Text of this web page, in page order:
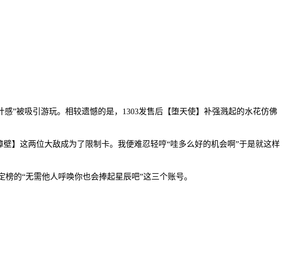
”被吸引游玩。相较遗憾的是，1303发售后【堕天使】补强溅起的水花仿佛
】这两位大敌成为了限制卡。我便难忍轻哼“哇多么好的机会啊”于是就这样
的“无需他人呼唤你也会捧起星辰吧”这三个账号。